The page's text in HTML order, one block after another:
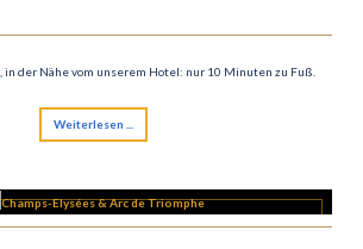
in der Nähe vom unserem Hotel: nur 10 Minuten zu Fuß.
Weiterlesen ...